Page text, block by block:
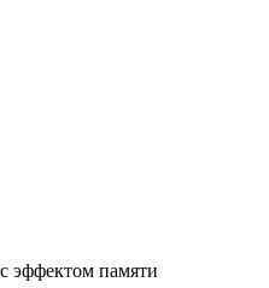
эффектом памяти